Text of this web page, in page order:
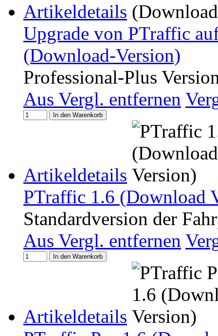
Artikeldetails
Upgrade von PTraffic
(Download-Version)
Professional-Plus
Aus Vergl. entfernen
In den Warenkorb
Artikeldetails
PTraffic 1.6 (Download
Standardversion der
Aus Vergl. entfernen
In den Warenkorb
Artikeldetails